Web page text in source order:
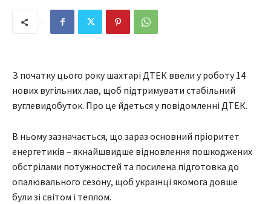
З початку цього року шахтарі ДТЕК ввели у роботу 14
нових вугільних лав, щоб підтримувати стабільний
вуглевидобуток. Про це йдеться у повідомленні ДТЕК.
В ньому зазначається, що зараз основний пріоритет
енергетиків – якнайшвидше відновлення пошкоджених
обстрілами потужностей та посилена підготовка до
опалювального сезону, щоб українці якомога довше
були зі світом і теплом.